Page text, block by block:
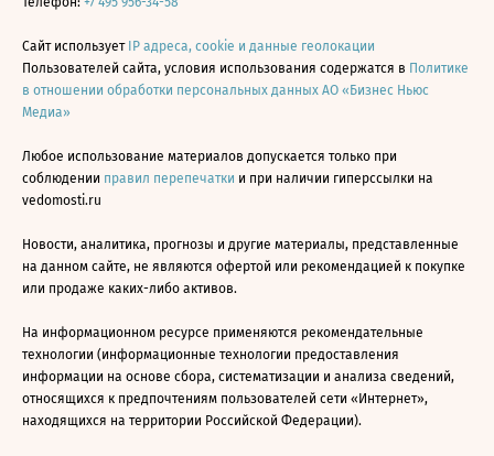
Сайт использует IP адреса, cookie и данные геолокации
Пользователей сайта, условия использования содержатся в Политике
в отношении обработки персональных данных АО «Бизнес Ньюс
Медиа»
Любое использование материалов допускается только при
соблюдении правил перепечатки и при наличии гиперссылки на
vedomosti.ru
Новости, аналитика, прогнозы и другие материалы, представленные
на данном сайте, не являются офертой или рекомендацией к покупке
или продаже каких-либо активов.
На информационном ресурсе применяются рекомендательные
технологии (информационные технологии предоставления
информации на основе сбора, систематизации и анализа сведений,
относящихся к предпочтениям пользователей сети «Интернет»,
находящихся на территории Российской Федерации).